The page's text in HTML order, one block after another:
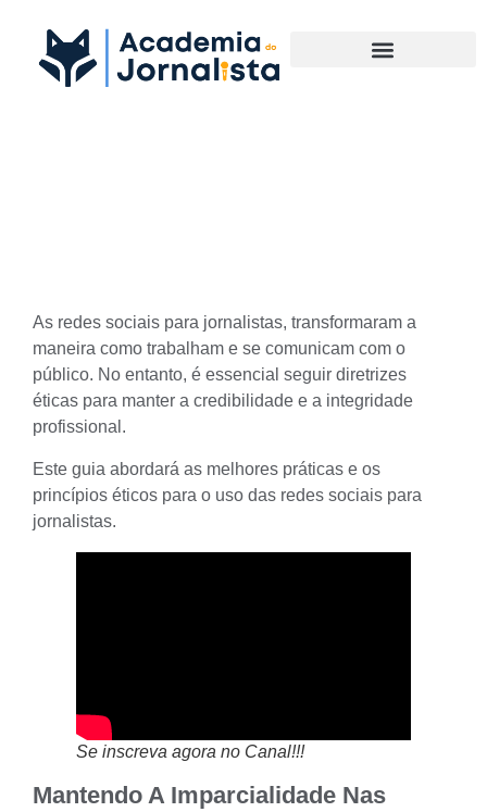
As redes sociais para jornalistas, transformaram a
maneira como trabalham e se comunicam com o
público. No entanto, é essencial seguir diretrizes
éticas para manter a credibilidade e a integridade
profissional.
Este guia abordará as melhores práticas e os
princípios éticos para o uso das redes sociais para
jornalistas.
Se inscreva agora no Canal!!!
Mantendo A Imparcialidade Nas